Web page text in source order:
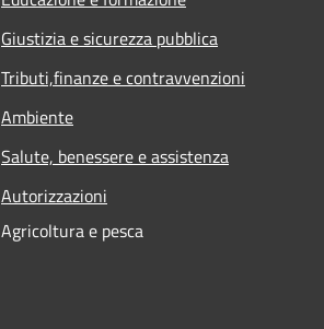
Giustizia e sicurezza pubblica
Tributi,finanze e contravvenzioni
Ambiente
Salute, benessere e assistenza
Autorizzazioni
Agricoltura e pesca